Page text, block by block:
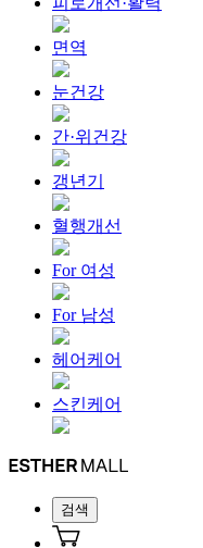
면역
눈건강
간·위건강
갱년기
혈행개선
For 여성
For 남성
헤어케어
스킨케어
검색